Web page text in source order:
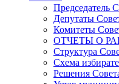
Председатель
Депутаты
Комитеты
ОТЧЕТЫ О
Структура
Схема
Решения